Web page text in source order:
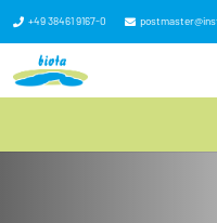
+49 38461 9167-0